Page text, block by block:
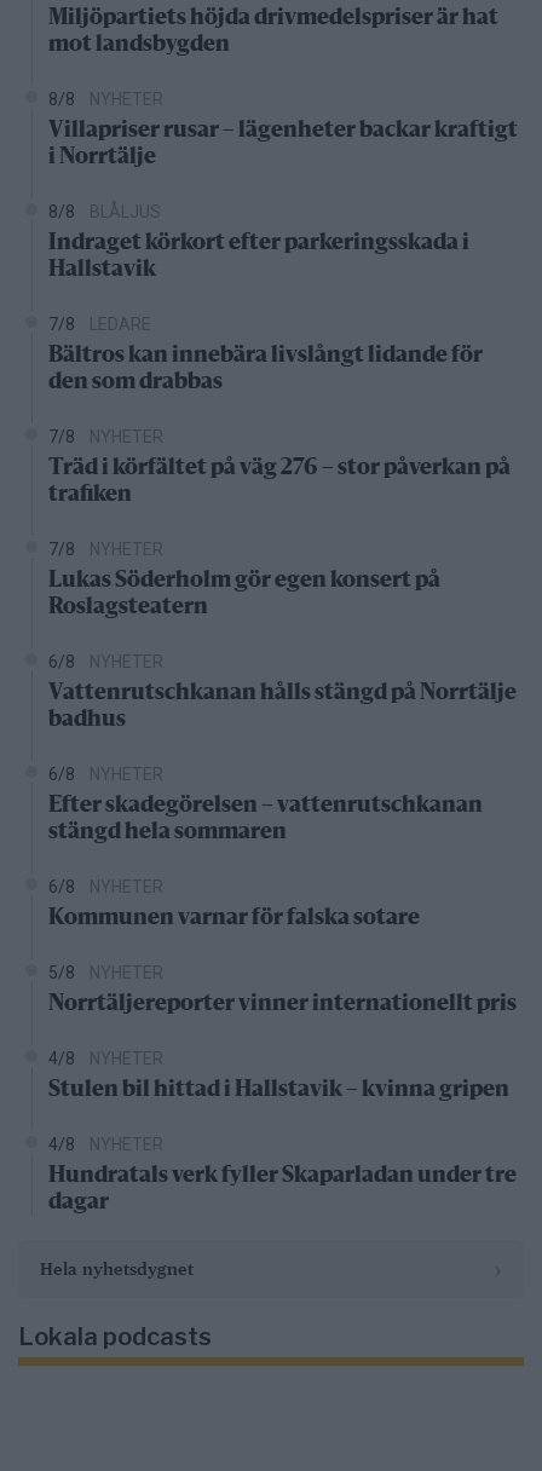
Miljöpartiets höjda drivmedelspriser är hat
mot landsbygden
8/8 NYHETER
Villapriser rusar – lägenheter backar kraftigt
i Norrtälje
8/8 BLÅLJUS
Indraget körkort efter parkeringsskada i
Hallstavik
7/8 LEDARE
Bältros kan innebära livslångt lidande för
den som drabbas
7/8 NYHETER
Träd i körfältet på väg 276 – stor påverkan på
trafiken
7/8 NYHETER
Lukas Söderholm gör egen konsert på
Roslagsteatern
6/8 NYHETER
Vattenrutschkanan hålls stängd på Norrtälje
badhus
6/8 NYHETER
Efter skadegörelsen – vattenrutschkanan
stängd hela sommaren
6/8 NYHETER
Kommunen varnar för falska sotare
5/8 NYHETER
Norrtäljereporter vinner internationellt pris
4/8 NYHETER
Stulen bil hittad i Hallstavik – kvinna gripen
4/8 NYHETER
Hundratals verk fyller Skaparladan under tre
dagar
Hela nyhetsdygnet
Lokala podcasts